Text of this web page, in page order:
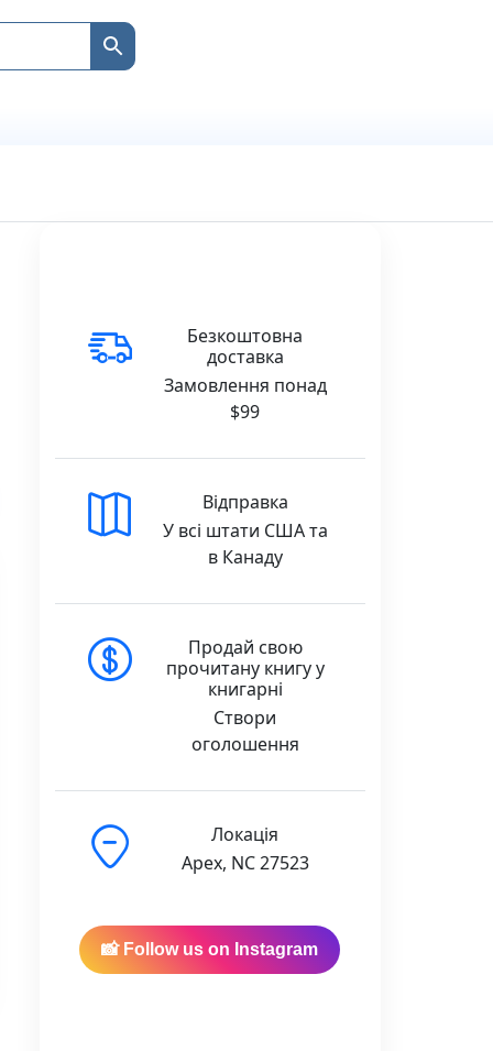
Безкоштовна
доставка
Замовлення понад
$99
Відправка
У всі штати США та
в Канаду
Продай свою
прочитану книгу у
книгарні
Створи
оголошення
Локація
Apex, NC 27523
📸 Follow us on Instagram